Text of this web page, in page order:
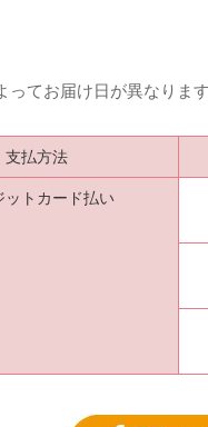
ってお届け日が異なりま
支払方法
ットカード払い